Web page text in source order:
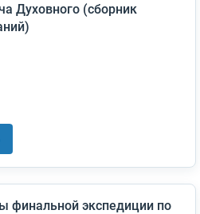
Духовного (сборник
финальной экспедиции по